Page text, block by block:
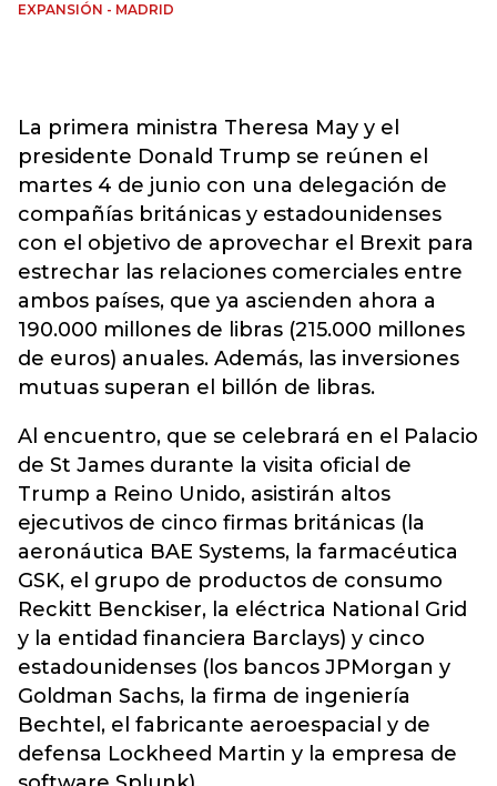
EXPANSIÓN - MADRID
La primera ministra Theresa May y el
presidente Donald Trump se reúnen el
martes 4 de junio con una delegación de
compañías británicas y estadounidenses
con el objetivo de aprovechar el Brexit para
estrechar las relaciones comerciales entre
ambos países, que ya ascienden ahora a
190.000 millones de libras (215.000 millones
de euros) anuales. Además, las inversiones
mutuas superan el billón de libras.
Al encuentro, que se celebrará en el Palacio
de St James durante la visita oficial de
Trump a Reino Unido, asistirán altos
ejecutivos de cinco firmas británicas (la
aeronáutica BAE Systems, la farmacéutica
GSK, el grupo de productos de consumo
Reckitt Benckiser, la eléctrica National Grid
y la entidad financiera Barclays) y cinco
estadounidenses (los bancos JPMorgan y
Goldman Sachs, la firma de ingeniería
Bechtel, el fabricante aeroespacial y de
defensa Lockheed Martin y la empresa de